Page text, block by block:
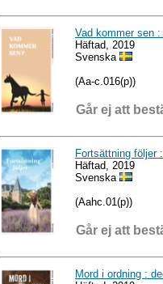
Vad kommer sen
Häftad, 2019
Svenska
(Aa-c.016(p))
Går ej att
Fortsättning följer
Häftad, 2019
Svenska
(Aahc.01(p))
Går ej att
Mord i ordning :